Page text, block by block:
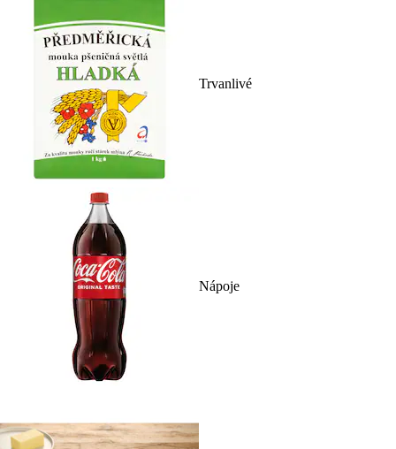
Trvanlivé
Nápoje